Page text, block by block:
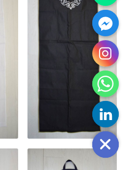
H
i
d
c
h
a
t
y